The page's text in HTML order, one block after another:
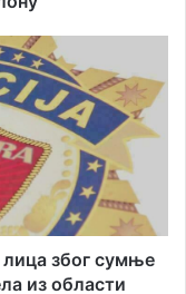
лица због сумње
из области